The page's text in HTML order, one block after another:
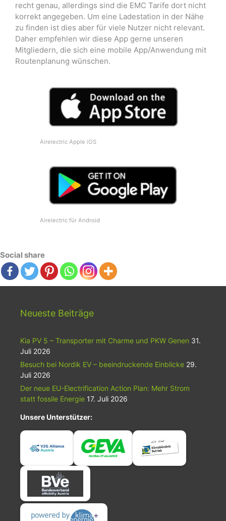
recht genau, allerdings sind die EMC Tarife dort nicht
korrekt angegeben. Um eine Ladestation in der Nähe
zu finden ist dies aber für viele Nutzer nicht relevant.
Daher empfehlen wir diese App gerne unseren
Mitgliedern, die sich eine mobile App/Anwendung mit
Routenplanung wünschen.
Airelectric Apple iOS
Airelectric für Android
Social share
Neueste Beiträge
Kia PV 5 – Transporter mit Charme und PKW Genen 31.
Juli 2026
Besuch bei Nordik EV – beeindruckende Einblicke 29.
Juli 2026
Der neue EU-Electrification Action Plan: Mehr Strom
statt fossile Energie 17. Juli 2026
Unsere Unterstützer: